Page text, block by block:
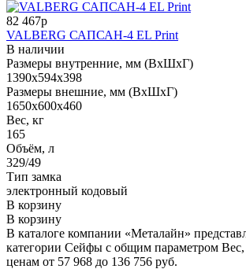
82 467р
VALBERG САПСАН-4 EL Print
В наличии
Размеры внутренние, мм (ВхШхГ)
1390x594x398
Размеры внешние, мм (ВхШхГ)
1650x600x460
Вес, кг
165
Объём, л
329/49
Тип замка
электронный кодовый
В корзину
В корзину
В каталоге компании «Металайн»
категории Сейфы с общим параметром
ценам от 57 968 до 136 756 руб.